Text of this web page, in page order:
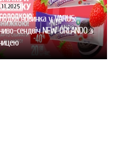
новинка у VARUS:
сендвіч NEW ORLANDO з